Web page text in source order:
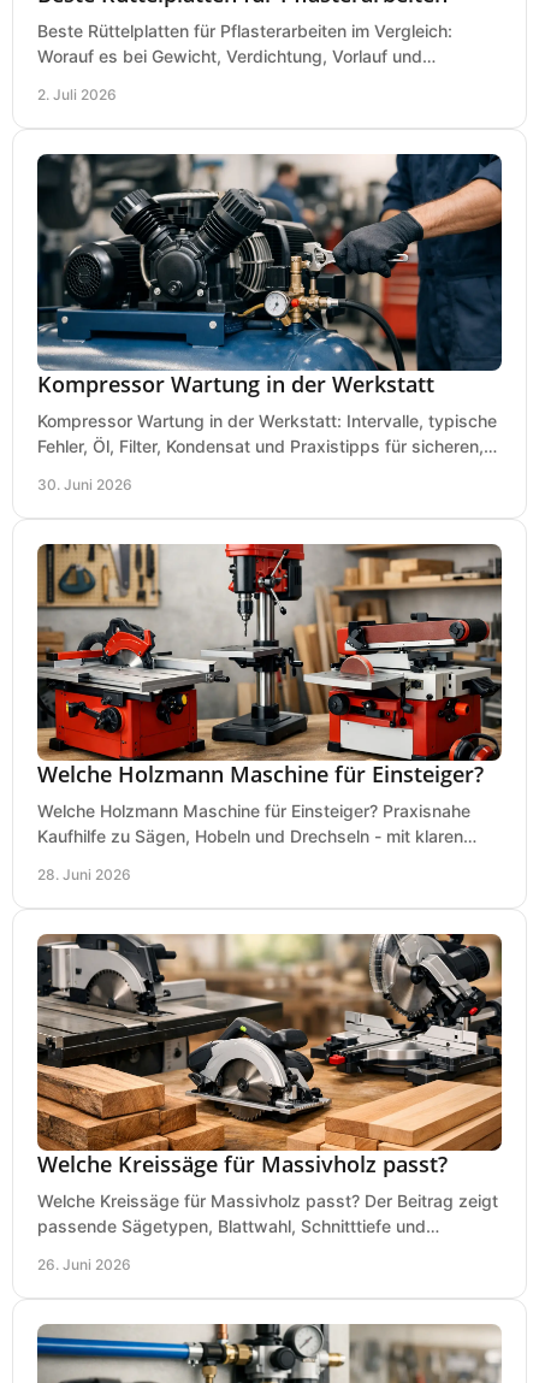
Beste Rüttelplatten für Pflasterarbeiten im Vergleich:
Worauf es bei Gewicht, Verdichtung, Vorlauf und
2. Juli 2026
Kompressor Wartung in der Werkstatt
Kompressor Wartung in der Werkstatt: Intervalle, typische
Fehler, Öl, Filter, Kondensat und Praxistipps für sicheren,
30. Juni 2026
Welche Holzmann Maschine für Einsteiger?
Welche Holzmann Maschine für Einsteiger? Praxisnahe
Kaufhilfe zu Sägen, Hobeln und Drechseln - mit klaren
28. Juni 2026
Welche Kreissäge für Massivholz passt?
Welche Kreissäge für Massivholz passt? Der Beitrag zeigt
passende Sägetypen, Blattwahl, Schnitttiefe und
26. Juni 2026